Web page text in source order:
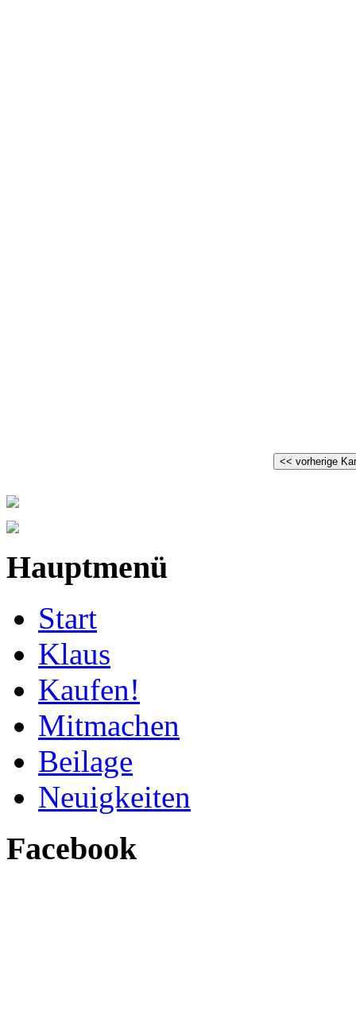
Hauptmenü
Start
Klaus
Kaufen!
Mitmachen
Beilage
Neuigkeiten
Facebook